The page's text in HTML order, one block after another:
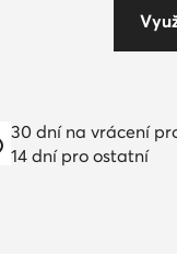
30 dní na vrácení
14 dní pro ostatní